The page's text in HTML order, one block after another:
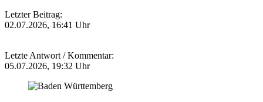
Letzter Beitrag:
02.07.2026, 16:41 Uhr
Letzte Antwort / Kommentar:
05.07.2026, 19:32 Uhr